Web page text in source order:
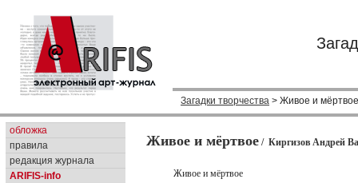
Загадки творчества > Живое и мёртвое
обложка
правила
редакция журнала
ARIFIS-info
Живое и мёртвое / Киргизов Андрей
Живое и мёртвое